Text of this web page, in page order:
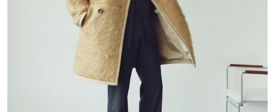
#LIFESTYLE #SNEAKER #OUTDOOR
#SPORTS #HANDSOME HANDBOOK